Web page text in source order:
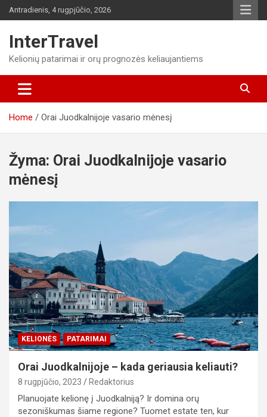
Skip
to
Antradienis, 4 rugpjūčio, 2026
InterTravel
Kelionių patarimai ir orų prognozės keliaujantiems
Home Orai Juodkalnijoje vasario mėnesį
Žyma: Orai Juodkalnijoje vasario
mėnesį
KELIONĖS PATARIMAI
Orai Juodkalnijoje – kada geriausia keliauti?
8 rugpjūčio, 2023 Redaktorius
Planuojate kelionę į Juodkalniją? Ir domina orų
sezoniškumas šiame regione? Tuomet estate ten, kur